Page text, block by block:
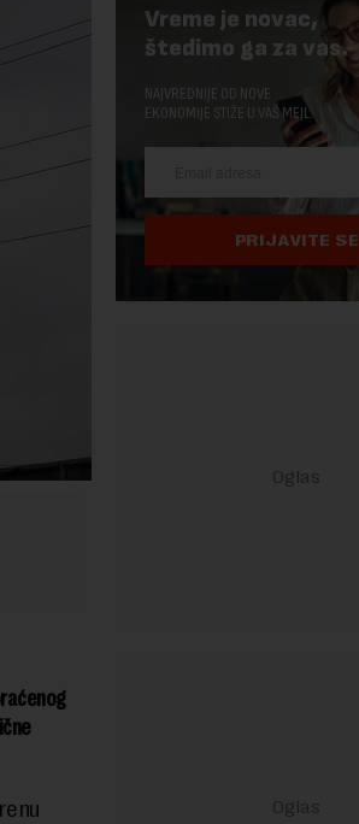
Vreme je novac,
štedimo ga za vas.
NAJVREDNIJE OD NOVE
EKONOMIJE STIŽE U VAŠ MEJL.
PRIJAVITE SE